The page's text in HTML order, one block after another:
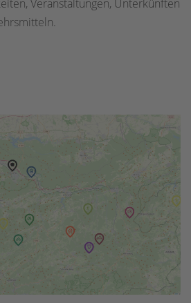
Veranstaltungen, Unterkünften